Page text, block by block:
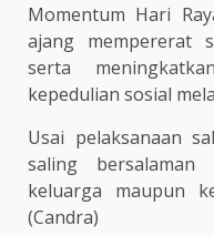
Momentum Hari
ajang mempererat
serta
kepedulian sosial
Usai pelaksanaan
saling bersalaman
keluarga maupun
(Candra)